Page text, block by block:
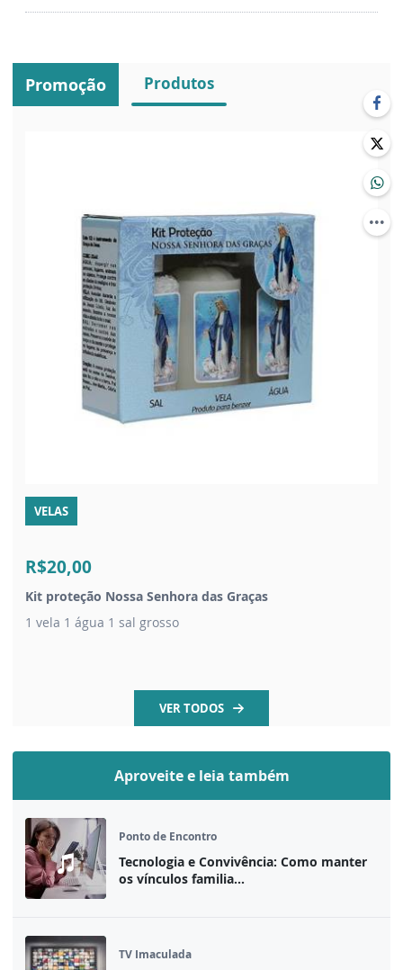
Promoção Produtos
VELAS
R$20,00
Kit proteção Nossa Senhora das Graças
1 vela 1 água 1 sal grosso
VER TODOS
Aproveite e leia também
Ponto de Encontro
Tecnologia e Convivência: Como manter
os vínculos familia...
TV Imaculada